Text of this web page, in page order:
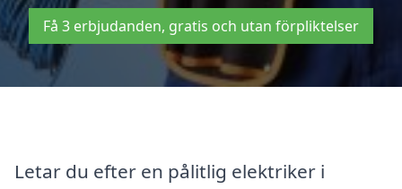
Få 3 erbjudanden, gratis och utan förpliktelser
Letar du efter en pålitlig elektriker i